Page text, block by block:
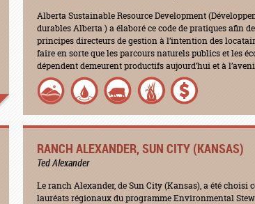
Alberta Sustainable Resource Development
durables Alberta ) a élaboré ce code de pratiques afin
principes directeurs de gestion à l’intention des
faire en sorte que les parcours naturels publics et les
dépendent demeurent productifs aujourd’hui et à
RANCH ALEXANDER, SUN CITY (KANSAS)
Ted Alexander
Le ranch Alexander, de Sun City (Kansas), a été choisi
lauréats régionaux du programme Environmental